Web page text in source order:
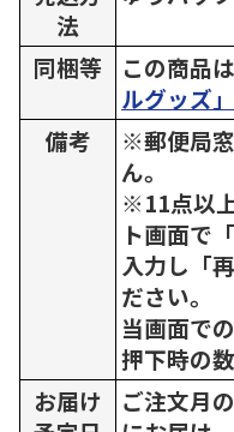
法
同梱等 この商品は
ルグッズ」
備考
※郵便局
ん。
※11点以
ト画面で
入力し「
ださい。
当画面で
押下時の
お届け
ご注文月